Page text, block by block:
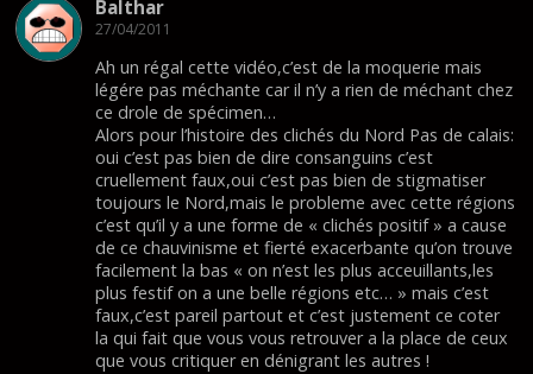
Balthar
27/04/2011
Ah un régal cette vidéo,c’est de la moquerie mais
légére pas méchante car il n’y a rien de méchant chez
ce drole de spécimen…
Alors pour l’histoire des clichés du Nord Pas de calais:
oui c’est pas bien de dire consanguins c’est
cruellement faux,oui c’est pas bien de stigmatiser
toujours le Nord,mais le probleme avec cette régions
c’est qu’il y a une forme de « clichés positif » a cause
de ce chauvinisme et fierté exacerbante qu’on trouve
facilement la bas « on n’est les plus acceuillants,les
plus festif on a une belle régions etc… » mais c’est
faux,c’est pareil partout et c’est justement ce coter
la qui fait que vous vous retrouver a la place de ceux
que vous critiquer en dénigrant les autres !